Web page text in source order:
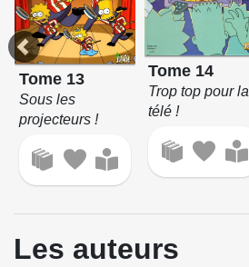
Tome 13
Sous les
projecteurs !
Tome 14
Trop top pour la
télé !
Les auteurs